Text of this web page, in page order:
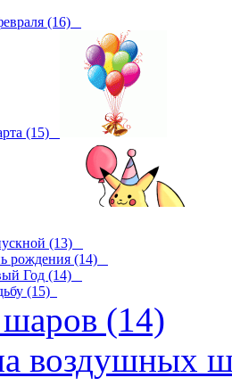
(16)
(15)
(13)
рождения (14)
Год (14)
(15)
(14)
воздушных